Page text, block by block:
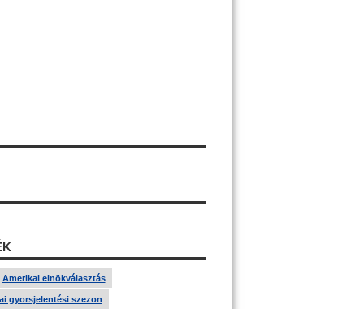
Amerikai elnökválasztás
gyorsjelentési szezon